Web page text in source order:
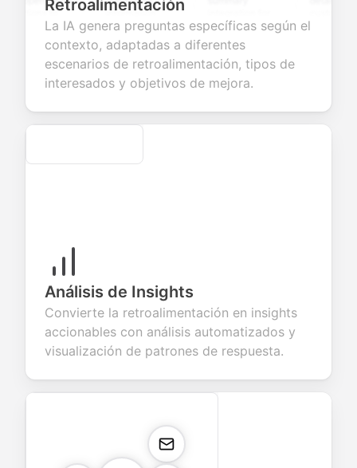
valuable
products or
information
fields for
seamless
account
creation.
smooth e-
commerce
transactions.
screening
candidate
Retroalimentación
La IA genera preguntas específicas según el
contexto, adaptadas a diferentes
escenarios de retroalimentación, tipos de
interesados y objetivos de mejora.
Secure
Análisis de Insights
Convierte la retroalimentación en insights
accionables con análisis automatizados y
visualización de patrones de respuesta.